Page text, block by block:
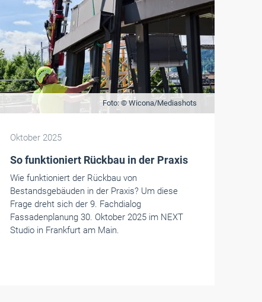
Foto: © Wicona/Mediashots
Oktober 2025
So funktioniert Rückbau in der Praxis
Wie funktioniert der Rückbau von
Bestandsgebäuden in der Praxis? Um diese
Frage dreht sich der 9. Fachdialog
Fassadenplanung 30. Oktober 2025 im NEXT
Studio in Frankfurt am Main.